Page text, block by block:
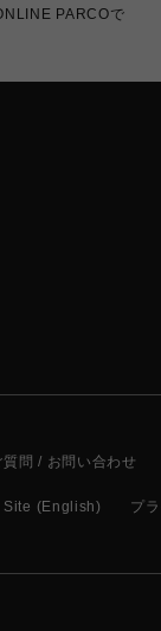
PARCOで
質問 / お問い合わせ
Site (English) プ